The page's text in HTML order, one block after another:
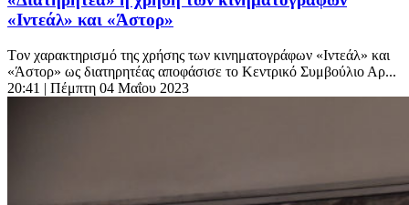
«Ιντεάλ» και «Άστορ»
Tον χαρακτηρισμό της χρήσης των κινηματογράφων «Ιντεάλ» και
«Άστορ» ως διατηρητέας αποφάσισε το Κεντρικό Συμβούλιο Αρ...
20:41 | Πέμπτη 04 Μαΐου 2023